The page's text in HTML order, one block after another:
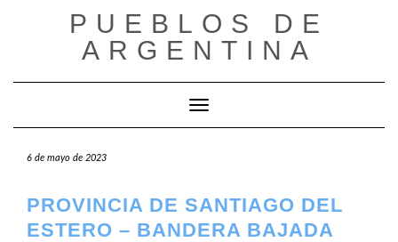
PUEBLOS DE
ARGENTINA
Cambiar modo de navegación
6 de mayo de 2023
PROVINCIA DE SANTIAGO DEL
ESTERO – BANDERA BAJADA